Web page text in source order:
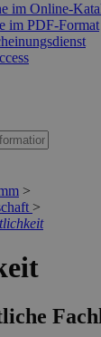
im Online-
im PDF-Format
>
>